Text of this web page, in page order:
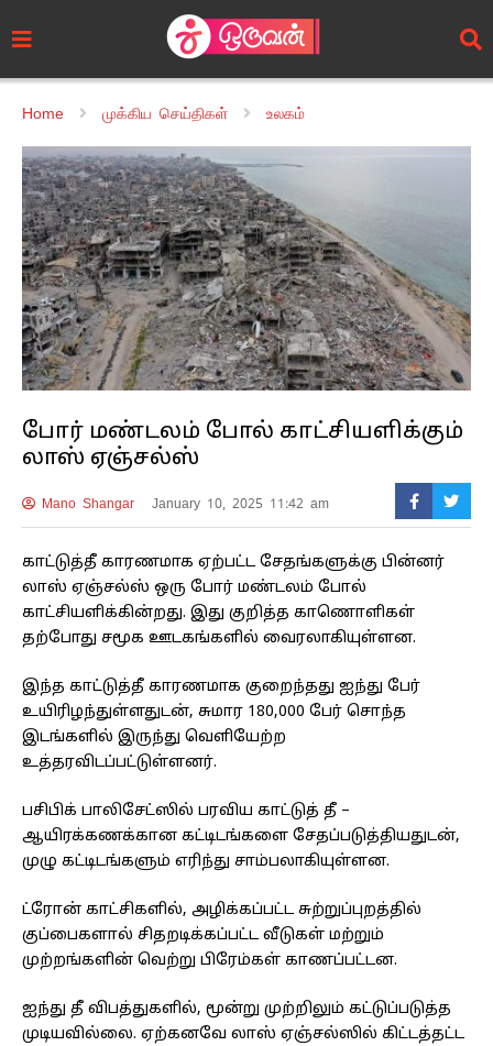
Home முக்கிய செய்திகள் உலகம்
போர் மண்டலம் போல் காட்சியளிக்கும்
லாஸ் ஏஞ்சல்ஸ்
Mano Shangar January 10, 2025 11:42 am
காட்டுத்தீ காரணமாக ஏற்பட்ட சேதங்களுக்கு பின்னர்
லாஸ் ஏஞ்சல்ஸ் ஒரு போர் மண்டலம் போல்
காட்சியளிக்கின்றது. இது குறித்த காணொளிகள்
தற்போது சமூக ஊடகங்களில் வைரலாகியுள்ளன.
இந்த காட்டுத்தீ காரணமாக குறைந்தது ஐந்து பேர்
உயிரிழந்துள்ளதுடன், சுமார 180,000 பேர் சொந்த
இடங்களில் இருந்து வெளியேற்ற
உத்தரவிடப்பட்டுள்ளனர்.
பசிபிக் பாலிசேட்ஸில் பரவிய காட்டுத் தீ –
ஆயிரக்கணக்கான கட்டிடங்களை சேதப்படுத்தியதுடன்,
முழு கட்டிடங்களும் எரிந்து சாம்பலாகியுள்ளன.
ட்ரோன் காட்சிகளில், அழிக்கப்பட்ட சுற்றுப்புறத்தில்
குப்பைகளால் சிதறடிக்கப்பட்ட வீடுகள் மற்றும்
முற்றங்களின் வெற்று பிரேம்கள் காணப்பட்டன.
ஐந்து தீ விபத்துகளில், மூன்று முற்றிலும் கட்டுப்படுத்த
முடியவில்லை. ஏற்கனவே லாஸ் ஏஞ்சல்ஸில் கிட்டத்தட்ட